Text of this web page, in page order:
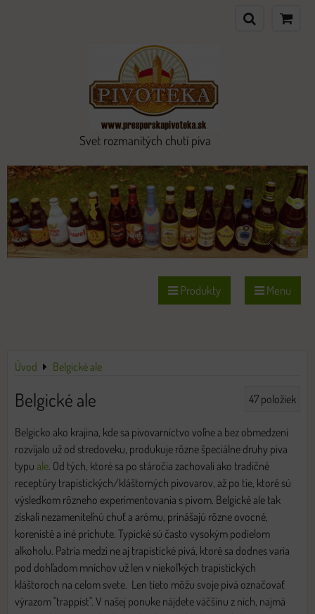
Svet rozmanitých chutí piva
Produkty Menu
Úvod Belgické ale
Belgické ale 47 položiek
Belgicko ako krajina, kde sa pivovarníctvo voľne a bez obmedzení
rozvíjalo už od stredoveku, produkuje rôzne špeciálne druhy piva
typu ale . Od tých, ktoré sa po stáročia zachovali ako tradičné
receptúry trapistických/kláštorných pivovarov, až po tie, ktoré sú
výsledkom rôzneho experimentovania s pivom. Belgické ale tak
získali nezameniteľnú chuť a arómu, prinášajú rôzne ovocné,
korenisté a iné príchute. Typické sú často vysokým podielom
alkoholu. Patria medzi ne aj trapistické pivá, ktoré sa dodnes varia
pod dohľadom mníchov už len v niekoľkých trapistických
kláštoroch na celom svete. Len tieto môžu svoje pivá označovať
výrazom "trappist". V našej ponuke nájdete väčšinu z nich, najmä